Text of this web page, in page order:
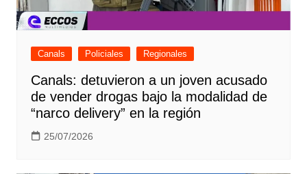
Canals Policiales Regionales
Canals: detuvieron a un joven acusado
de vender drogas bajo la modalidad de
“narco delivery” en la región
25/07/2026